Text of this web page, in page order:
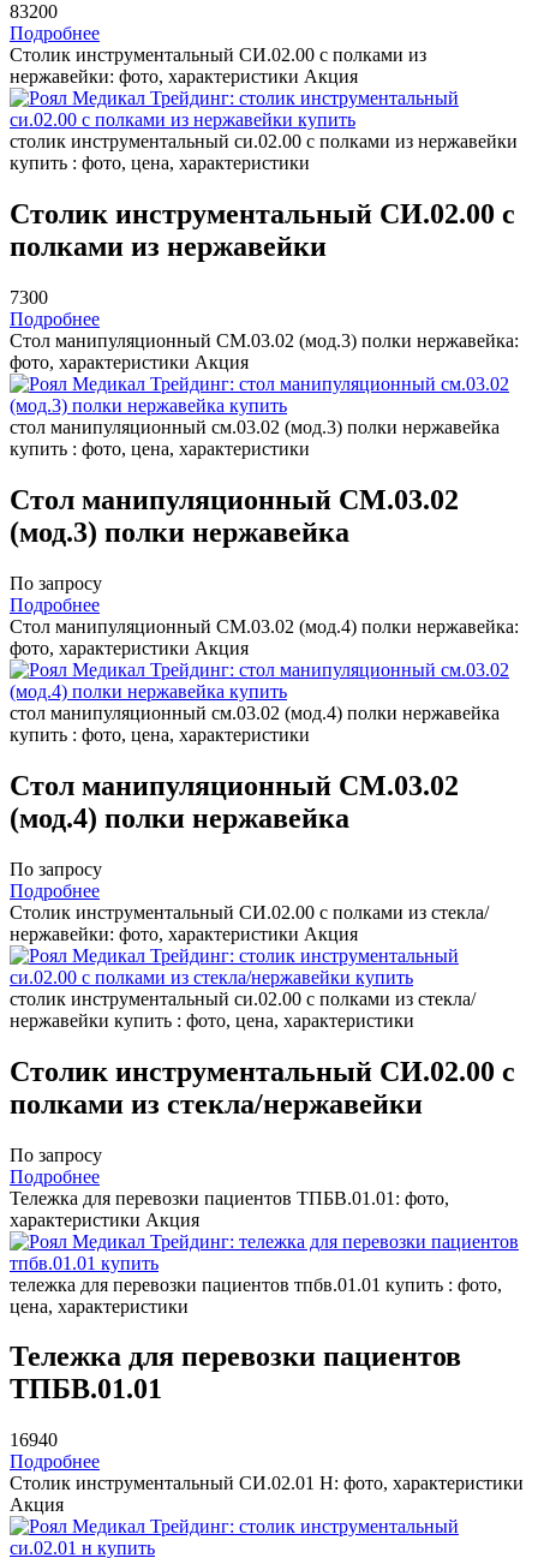
83200
Подробнее
Столик инструментальный СИ.02.00 с полками из
нержавейки: фото, характеристики Акция
столик инструментальный си.02.00 с полками из нержавейки
купить : фото, цена, характеристики
Столик инструментальный СИ.02.00 с
полками из нержавейки
7300
Подробнее
Стол манипуляционный СМ.03.02 (мод.3) полки нержавейка:
фото, характеристики Акция
стол манипуляционный см.03.02 (мод.3) полки нержавейка
купить : фото, цена, характеристики
Стол манипуляционный СМ.03.02
(мод.3) полки нержавейка
По запросу
Подробнее
Стол манипуляционный СМ.03.02 (мод.4) полки нержавейка:
фото, характеристики Акция
стол манипуляционный см.03.02 (мод.4) полки нержавейка
купить : фото, цена, характеристики
Стол манипуляционный СМ.03.02
(мод.4) полки нержавейка
По запросу
Подробнее
Столик инструментальный СИ.02.00 с полками из стекла/
нержавейки: фото, характеристики Акция
столик инструментальный си.02.00 с полками из стекла/
нержавейки купить : фото, цена, характеристики
Столик инструментальный СИ.02.00 с
полками из стекла/нержавейки
По запросу
Подробнее
Тележка для перевозки пациентов ТПБВ.01.01: фото,
характеристики Акция
тележка для перевозки пациентов тпбв.01.01 купить : фото,
цена, характеристики
Тележка для перевозки пациентов
ТПБВ.01.01
16940
Подробнее
Столик инструментальный СИ.02.01 Н: фото, характеристики
Акция